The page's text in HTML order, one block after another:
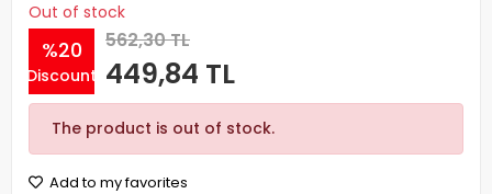
Out of stock
%20
Discount
562,30 TL
449,84 TL
The product is out of stock.
Add to my favorites